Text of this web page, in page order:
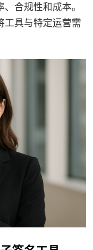
合规性和成本。
工具与特定运营需